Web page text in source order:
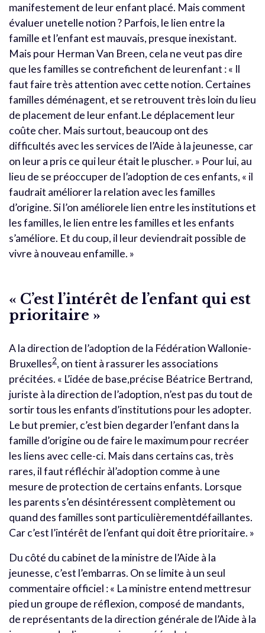
manifestement de leur enfant placé. Mais comment
évaluer unetelle notion ? Parfois, le lien entre la
famille et l’enfant est mauvais, presque inexistant.
Mais pour Herman Van Breen, cela ne veut pas dire
que les familles se contrefichent de leurenfant : « Il
faut faire très attention avec cette notion. Certaines
familles déménagent, et se retrouvent très loin du lieu
de placement de leur enfant.Le déplacement leur
coûte cher. Mais surtout, beaucoup ont des
difficultés avec les services de l’Aide à la jeunesse, car
on leur a pris ce qui leur était le pluscher. » Pour lui, au
lieu de se préoccuper de l’adoption de ces enfants, « il
faudrait améliorer la relation avec les familles
d’origine. Si l’on améliorele lien entre les institutions et
les familles, le lien entre les familles et les enfants
s’améliore. Et du coup, il leur deviendrait possible de
vivre à nouveau enfamille. »
« C’est l’intérêt de l’enfant qui est
prioritaire »
A la direction de l’adoption de la Fédération Wallonie-
Bruxelles2, on tient à rassurer les associations
précitées. « L’idée de base,précise Béatrice Bertrand,
juriste à la direction de l’adoption, n’est pas du tout de
sortir tous les enfants d’institutions pour les adopter.
Le but premier, c’est bien degarder l’enfant dans la
famille d’origine ou de faire le maximum pour recréer
les liens avec celle-ci. Mais dans certains cas, très
rares, il faut réfléchir àl’adoption comme à une
mesure de protection de certains enfants. Lorsque
les parents s’en désintéressent complètement ou
quand des familles sont particulièrementdéfaillantes.
Car c’est l’intérêt de l’enfant qui doit être prioritaire. »
Du côté du cabinet de la ministre de l’Aide à la
jeunesse, c’est l’embarras. On se limite à un seul
commentaire officiel : « La ministre entend mettresur
pied un groupe de réflexion, composé de mandants,
de représentants de la direction générale de l’Aide à la